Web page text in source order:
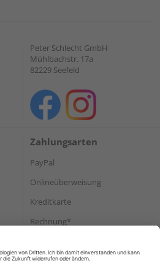
Peter Schlecht GmbH
Mühlbachstr. 17a
82229 Seefeld
Zahlungsarten
PayPal
Onlineüberweisung
Kreditkarte
Rechnung*
Versand